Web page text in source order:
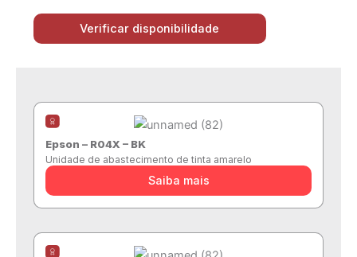
Verificar disponibilidade
Epson – R04X – BK
Unidade de abastecimento de tinta amarelo
Saiba mais